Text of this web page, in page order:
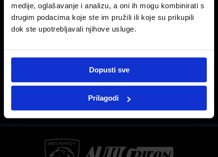
medije, oglašavanje i analizu, a oni ih mogu kombinirati s
drugim podacima koje ste im pružili ili koje su prikupili
dok ste upotrebljavali njihove usluge.
Dopusti sve
Prilagodi
Peugeotov model 2008 spada u kategoriju Crossover koji pokriva široki raspon
PRIJAŠNJA OBJAVA
SLIJEDEĆA OBJAVA